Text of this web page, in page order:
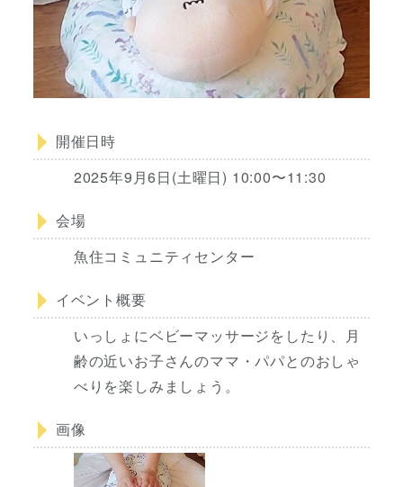
開催日時
2025年9月6日(土曜日) 10:00〜11:30
会場
魚住コミュニティセンター
イベント概要
いっしょにベビーマッサージをしたり、月
齢の近いお子さんのママ・パパとのおしゃ
べりを楽しみましょう。
画像